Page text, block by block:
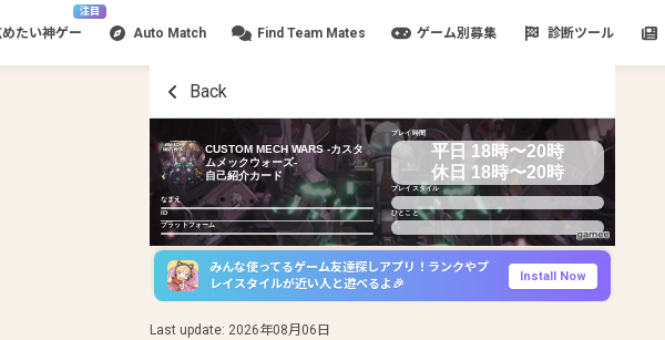
注目
めたい神ゲー Auto Match Find Team Mates ゲーム別募集 診断ツール
Back
CUSTOM MECH WARS -カスタ
ムメックウォーズ-
自己紹介カード
なまえ
ID
プラットフォーム
プレイ時間
平日 18時〜20時
休日 18時〜20時
プレイスタイル
ひとこと
みんな使ってるゲーム友達探しアプリ！ランクやプ
レイスタイルが近い人と遊べるよ🎉
Install Now
Last update: 2026年08月06日